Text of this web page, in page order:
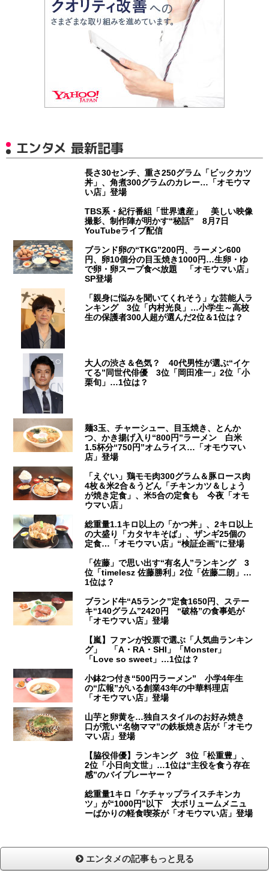
エンタメ 最新記事
長さ30センチ、重さ250グラム「ビックカツ
丼」、角煮300グラムのカレー…「オモウマ
い店」登場
TBS系・紀行番組「世界遺産」 美しい映像
撮影、制作陣が明かす“秘話” 8月7日
YouTubeライブ配信
ブランド卵の“TKG”200円、ラーメン600
円、卵10個分の目玉焼き1000円…生卵・ゆ
で卵・卵スープ食べ放題 「オモウマい店」
SP登場
「親身に悩みを聞いてくれそう」な芸能人ラ
ンキング 3位「内村光良」…小学生～高校
生の保護者300人超が選んだ2位＆1位は？
大人の渋さ＆色気？ 40代男性が選ぶ“イケ
てる”同世代俳優 3位「岡田准一」2位「小
栗旬」…1位は？
麺3玉、チャーシュー、目玉焼き、とんか
つ、かき揚げ入り“800円”ラーメン 白米
1.5杯分“750円”オムライス…「オモウマい
店」登場
「えぐい」鶏モモ肉300グラム＆豚ロース肉
4枚＆米2合＆うどん「チキンカツ＆しょう
が焼き定食」、米5合の定食も 今夜「オモ
ウマい店」
総重量1.1キロ以上の「かつ丼」、2キロ以上
の大盛り「カタヤキそば」、ザンギ25個の
定食…「オモウマい店」“検証企画”に登場
「佐藤」で思い出す“有名人”ランキング 3
位「timelesz 佐藤勝利」2位「佐藤二朗」…
1位は？
ブランド牛“A5ランク”定食1650円、ステー
キ“140グラム”2420円 “破格”の食事処が
「オモウマい店」登場
【嵐】ファンが投票で選ぶ「人気曲ランキン
グ」 「A・RA・SHI」「Monster」
「Love so sweet」…1位は？
小鉢2つ付き“500円ラーメン” 小学4年生
の“広報”がいる創業43年の中華料理店
「オモウマい店」登場
山芋と卵黄を…独自スタイルのお好み焼き
口が荒い“名物ママ”の鉄板焼き店が「オモウ
マい店」登場
【脇役俳優】ランキング 3位「松重豊」、
2位「小日向文世」…1位は“主役を食う存在
感”のバイプレーヤー？
総重量1キロ「ケチャップライスチキンカ
ツ」が“1000円”以下 大ボリュームメニュ
ーばかりの軽食喫茶が「オモウマい店」登場
エンタメの記事もっと見る